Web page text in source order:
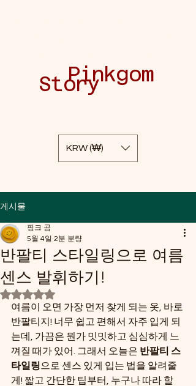
KRW (₩)
Pinkgom
Story
게시물
반팔티 스타일링으로 여름
센스 발휘하기!
핑크 곰
5월 4일 2분 분량
별점 5점 중 NaN점을 주었습니다.
여름이 오면 가장 먼저 찾게 되는 옷, 바로
반팔티지! 너무 쉽고 편해서 자주 입게 되
는데, 가끔은 뭔가 밋밋하고 심심하게 느
껴질 때가 있어. 그래서 오늘은 반팔티 스
타일링으로 센스 있게 입는 법을 알려줄
게! 짧고 간단한 팁부터, 누구나 따라 할